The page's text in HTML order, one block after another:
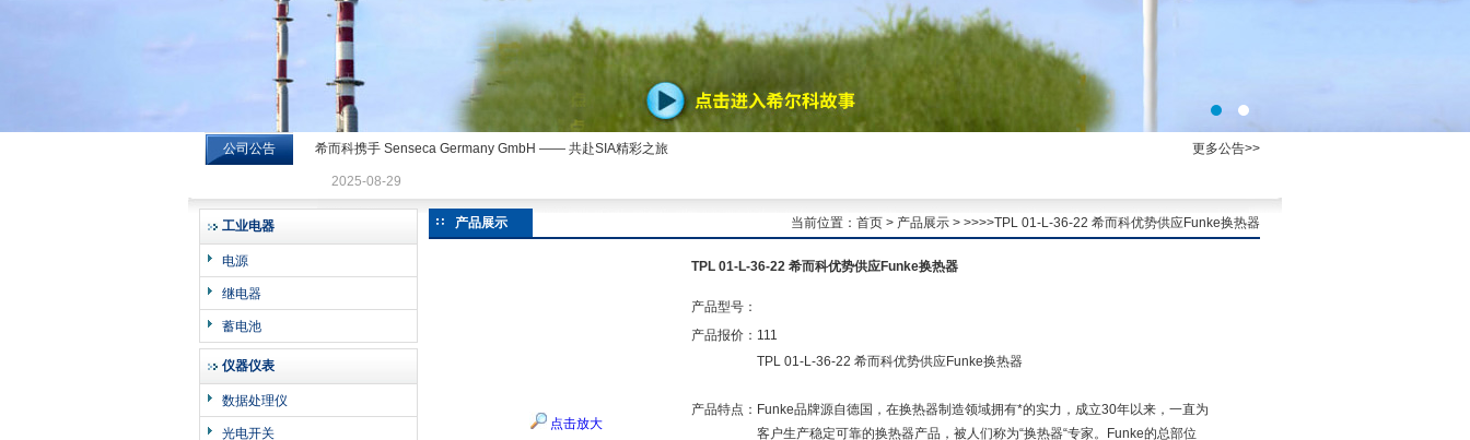
希而科工业控制设备有限公司
公司公告 希而科携手 Senseca Germany GmbH —— 共赴SIA精彩之旅
2025-08-29
更多公告>>
工业电器
电源
继电器
蓄电池
仪器仪表
数据处理仪
光电开关
产品展示 当前位置： 首页 > 产品展示 > >>>>TPL 01-L-36-22 希而科优势供应Funke换热器
TPL 01-L-36-22 希而科优势供应Funke换热器
点击放大
产品型号：
产品报价： 111
产品特点：
TPL 01-L-36-22 希而科优势供应Funke换热器
Funke品牌源自德国，在换热器制造领域拥有*的实力，成立30年以来，一直为
客户生产稳定可靠的换热器产品，被人们称为“换热器“专家。Funke的总部位